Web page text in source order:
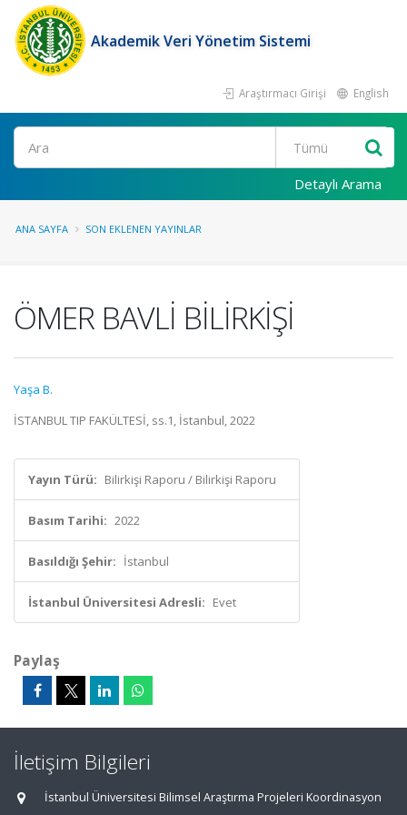
Akademik Veri Yönetim Sistemi
Araştırmacı Girişi English
Ara
Detaylı Arama
ANA SAYFA SON EKLENEN YAYINLAR
ÖMER BAVLİ BİLİRKİŞİ
Yaşa B.
İSTANBUL TIP FAKÜLTESİ, ss.1, İstanbul, 2022
Yayın Türü: Bilirkişi Raporu / Bilirkişi Raporu
Basım Tarihi: 2022
Basıldığı Şehir: İstanbul
İstanbul Üniversitesi Adresli: Evet
Paylaş
İletişim Bilgileri
İstanbul Üniversitesi Bilimsel Araştırma Projeleri Koordinasyon